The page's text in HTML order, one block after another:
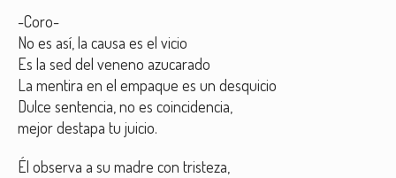
-Coro-
No es así, la causa es el vicio
Es la sed del veneno azucarado
La mentira en el empaque es un desquicio
Dulce sentencia, no es coincidencia,
mejor destapa tu juicio.
Él observa a su madre con tristeza,